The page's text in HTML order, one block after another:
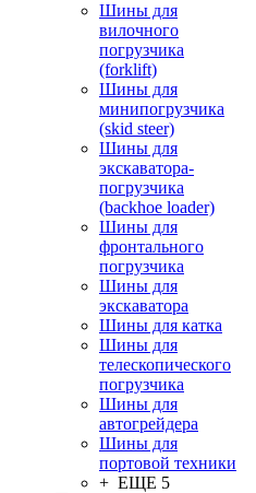
Шины для
вилочного
погрузчика
(forklift)
Шины для
минипогрузчика
(skid steer)
Шины для
экскаватора-
погрузчика
(backhoe loader)
Шины для
фронтального
погрузчика
Шины для
экскаватора
Шины для катка
Шины для
телескопического
погрузчика
Шины для
автогрейдера
Шины для
портовой техники
+ ЕЩЕ 5